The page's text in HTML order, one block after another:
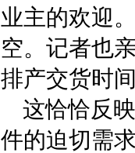
业主的欢迎
空。记者也
排产交货时
这恰恰反
件的迫切需